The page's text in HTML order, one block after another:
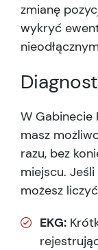
zmianę
wykryć
W Gabinecie
masz
razu, bez
miejscu.
możesz
EKG: